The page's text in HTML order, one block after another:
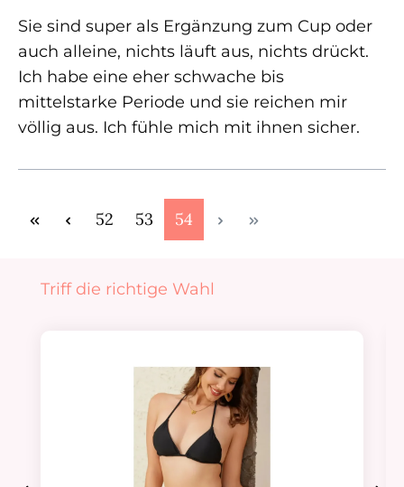
Sie sind super als Ergänzung zum Cup oder
auch alleine, nichts läuft aus, nichts drückt.
Ich habe eine eher schwache bis
mittelstarke Periode und sie reichen mir
völlig aus. Ich fühle mich mit ihnen sicher.
Seite
52 Seite
53 Seite
54
Produktgalerie überspringen
Triff die richtige Wahl